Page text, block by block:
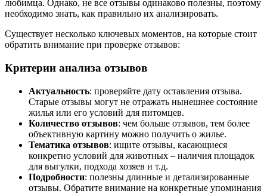
любимца. Однако, не все отзывы одинаково полезны, поэтому
необходимо знать, как правильно их анализировать.
Существует несколько ключевых моментов, на которые стоит
обратить внимание при проверке отзывов:
Критерии анализа отзывов
Актуальность: проверяйте дату оставления отзыва.
Старые отзывы могут не отражать нынешнее состояние
жилья или его условий для питомцев.
Количество отзывов: чем больше отзывов, тем более
объективную картину можно получить о жилье.
Тематика отзывов: ищите отзывы, касающиеся
конкретно условий для животных – наличия площадок
для выгулки, подхода хозяев и т.д.
Подробности: полезны длинные и детализированные
отзывы. Обратите внимание на конкретные упоминания